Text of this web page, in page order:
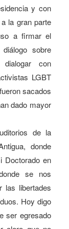
y con
la gran parte
a firmar el
sobre
con
LGBT
sacados
dado mayor
de la
donde
Doctorado en
se nos
las libertades
Hoy digo
ser egresado